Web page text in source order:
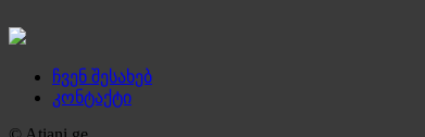
ჩვენ შესახებ
კონტაქტი